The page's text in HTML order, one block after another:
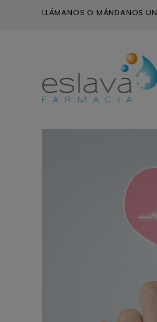
LLÁMANOS O MÁNDANOS